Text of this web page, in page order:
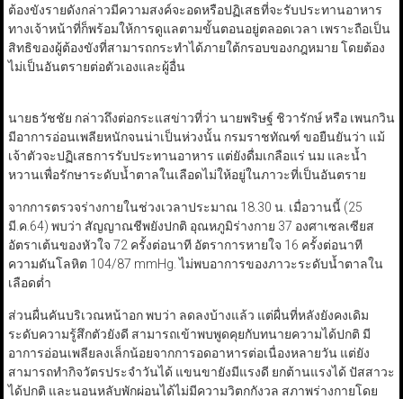
ต้องขังรายดังกล่าวมีความสงค์จะอดหรือปฏิเสธที่จะรับประทานอาหาร
ทางเจ้าหน้าที่ก็พร้อมให้การดูแลตามขั้นตอนอยู่ตลอดเวลา เพราะถือเป็น
สิทธิของผู้ต้องขังที่สามารถกระทำได้ภายใต้กรอบของกฎหมาย โดยต้อง
ไม่เป็นอันตรายต่อตัวเองและผู้อื่น
นายธวัชชัย กล่าวถึงต่อกระแสข่าวที่ว่า นายพริษฐ์ ชิวารักษ์ หรือ เพนกวิน
มีอาการอ่อนเพลียหนักจนน่าเป็นห่วงนั้น กรมราชทัณฑ์ ขอยืนยันว่า แม้
เจ้าตัวจะปฏิเสธการรับประทานอาหาร แต่ยังดื่มเกลือแร่ นม และน้ำ
หวานเพื่อรักษาระดับน้ำตาลในเลือดไม่ให้อยู่ในภาวะที่เป็นอันตราย
จากการตรวจร่างกายในช่วงเวลาประมาณ 18.30 น. เมื่อวานนี้ (25
มี.ค.64) พบว่า สัญญาณชีพยังปกติ อุณหภูมิร่างกาย 37 องศาเซลเซียส
อัตราเต้นของหัวใจ 72 ครั้งต่อนาที อัตราการหายใจ 16 ครั้งต่อนาที
ความดันโลหิต 104/87 mmHg. ไม่พบอาการของภาวะระดับน้ำตาลใน
เลือดต่ำ
ส่วนผื่นคันบริเวณหน้าอก พบว่า ลดลงบ้างแล้ว แต่ผื่นที่หลังยังคงเดิม
ระดับความรู้สึกตัวยังดี สามารถเข้าพบพูดคุยกับทนายความได้ปกติ มี
อาการอ่อนเพลียลงเล็กน้อยจากการอดอาหารต่อเนื่องหลายวัน แต่ยัง
สามารถทำกิจวัตรประจำวันได้ แขนขายังมีแรงดี ยกต้านแรงได้ ปัสสาวะ
ได้ปกติ และนอนหลับพักผ่อนได้ไม่มีความวิตกกังวล สภาพร่างกายโดย